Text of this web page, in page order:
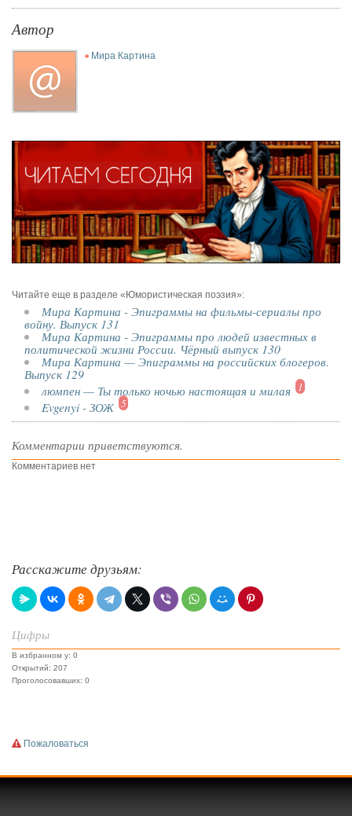
Автор
Мира Картина
Читайте еще в разделе «Юмористическая поэзия»:
Мира Картина - Эпиграммы на фильмы-сериалы про
войну. Выпуск 131
Мира Картина - Эпиграммы про людей известных в
политической жизни России. Чёрный выпуск 130
Мира Картина — Эпиграммы на российских блогеров.
Выпуск 129
люмпен — Ты только ночью настоящая и милая
1
Evgenyi - ЗОЖ 5
Комментарии приветствуются.
Комментариев нет
Расскажите друзьям:
Цифры
В избранном у: 0
Открытий: 207
Проголосовавших: 0
Пожаловаться